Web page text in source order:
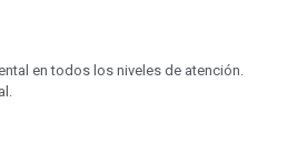
en todos los niveles de atención.